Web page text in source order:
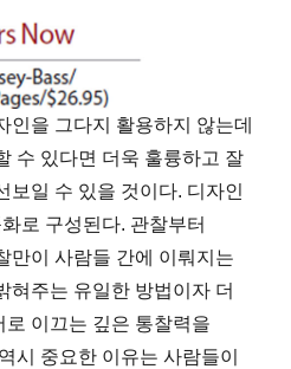
인을 그다지 활용하지 않는데
수 있다면 더욱 훌륭하고 잘
보일 수 있을 것이다. 디자인
로 구성된다. 관찰부터
만이 사람들 간에 이뤄지는
혀주는 유일한 방법이자 더
이끄는 깊은 통찰력을
시 중요한 이유는 사람들이